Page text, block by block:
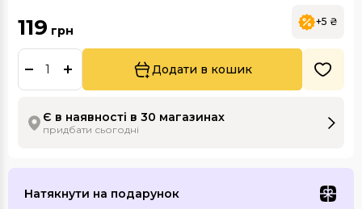
119 грн
+5 ₴
Додати в кошик
Є в наявності в 30 магазинах
придбати сьогодні
Натякнути на подарунок